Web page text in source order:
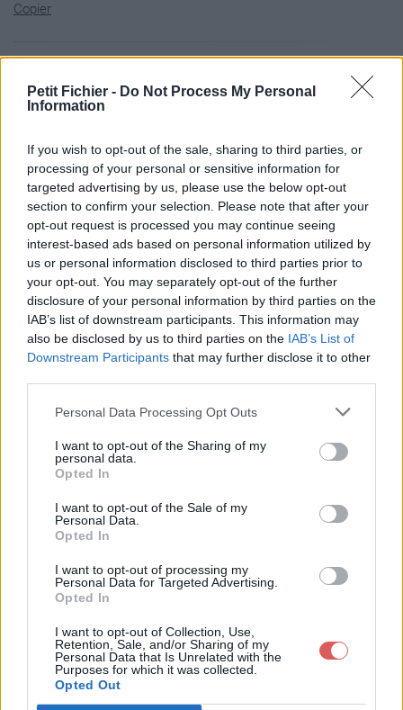
Petit Fichier - Do Not Process My Personal
Information
If you wish to opt-out of the sale, sharing to third parties, or
processing of your personal or sensitive information for
targeted advertising by us, please use the below opt-out
section to confirm your selection. Please note that after your
opt-out request is processed you may continue seeing
interest-based ads based on personal information utilized by
us or personal information disclosed to third parties prior to
your opt-out. You may separately opt-out of the further
disclosure of your personal information by third parties on the
IAB’s list of downstream participants. This information may
also be disclosed by us to third parties on the IAB’s List of
Downstream Participants that may further disclose it to other
Personal Data Processing Opt Outs
I want to opt-out of the Sharing of my
personal data.
Opted In
I want to opt-out of the Sale of my
Personal Data.
Opted In
I want to opt-out of processing my
Personal Data for Targeted Advertising.
Opted In
I want to opt-out of Collection, Use,
Retention, Sale, and/or Sharing of my
Personal Data that Is Unrelated with the
Purposes for which it was collected.
Opted Out
Copier
Aperçu du contenu du fichier
Partager le fichier
eclypseMAPfinal.Altis.rar sur le
Web et les réseaux sociaux:
Télécharger le fichier eclypseMA
Pfinal.Altis.rar